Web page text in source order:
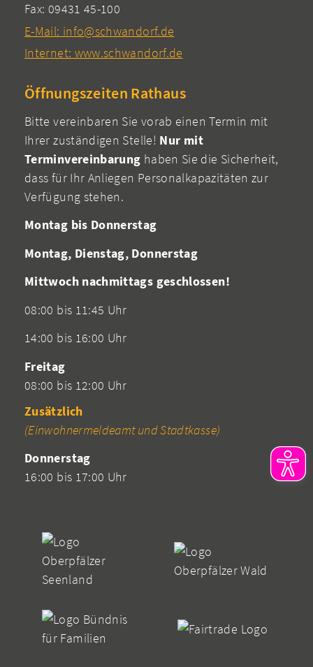
Fax: 09431 45-100
E-Mail: info@schwandorf.de
Internet: www.schwandorf.de
Öffnungszeiten Rathaus
Bitte vereinbaren Sie vorab einen Termin mit
Ihrer zuständigen Stelle! Nur mit
Terminvereinbarung haben Sie die Sicherheit,
dass für Ihr Anliegen Personalkapazitäten zur
Verfügung stehen.
Montag bis Donnerstag
Montag, Dienstag, Donnerstag
Mittwoch nachmittags geschlossen!
08:00 bis 11:45 Uhr
14:00 bis 16:00 Uhr
Freitag
08:00 bis 12:00 Uhr
Zusätzlich
(Einwohnermeldeamt und Stadtkasse)
Donnerstag
16:00 bis 17:00 Uhr